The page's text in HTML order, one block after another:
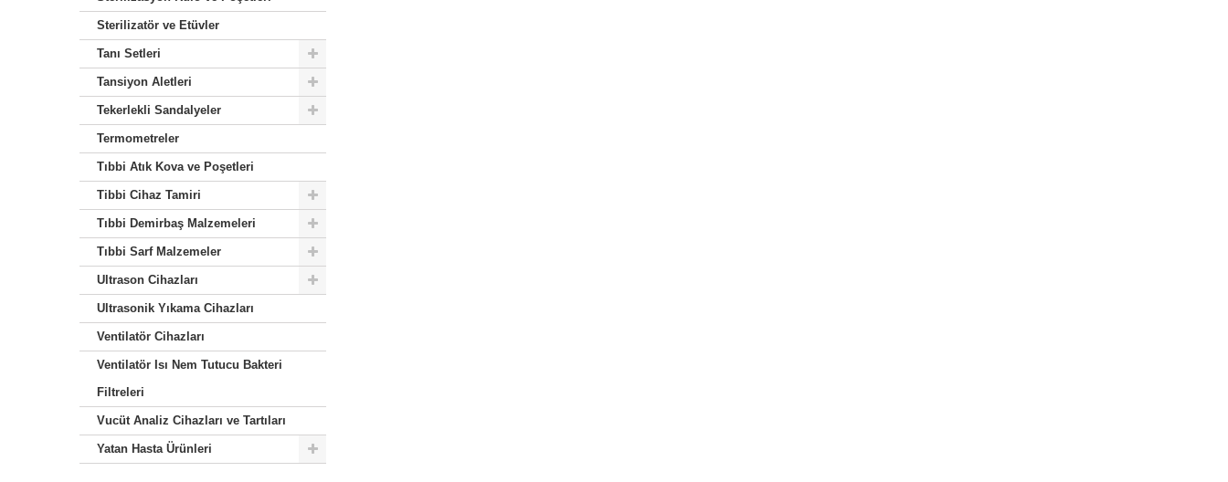
Sterilizatör ve Etüvler
Tanı Setleri
Tansiyon Aletleri
Tekerlekli Sandalyeler
Termometreler
Tıbbi Atık Kova ve Poşetleri
Tibbi Cihaz Tamiri
Tıbbi Demirbaş Malzemeleri
Tıbbi Sarf Malzemeler
Ultrason Cihazları
Ultrasonik Yıkama Cihazları
Ventilatör Cihazları
Ventilatör Isı Nem Tutucu Bakteri
Filtreleri
Vucüt Analiz Cihazları ve Tartıları
Yatan Hasta Ürünleri